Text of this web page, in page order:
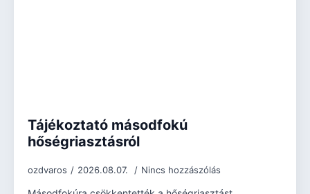
Tájékoztató másodfokú
hőségriasztásról
ozdvaros 2026.08.07. Nincs hozzászólás